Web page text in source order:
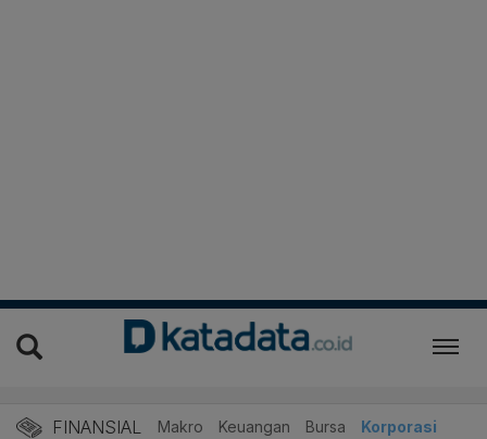
FINANSIAL Makro Keuangan Bursa Korporasi